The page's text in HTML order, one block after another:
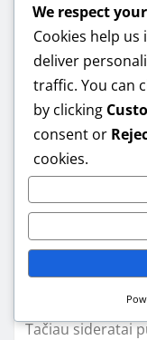
Ar
trąša)
Sideratai yra
sėjomainos.
organika ir
rotacijos tarp
sėjomainos
Tačiau sideratai
We respect
Cookies help
deliver
traffic. You can
by clicking
consent or
cookies.